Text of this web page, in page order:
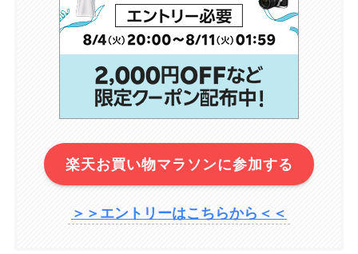
楽天お買い物マラソンに参加する
＞＞エントリーはこちらから＜＜